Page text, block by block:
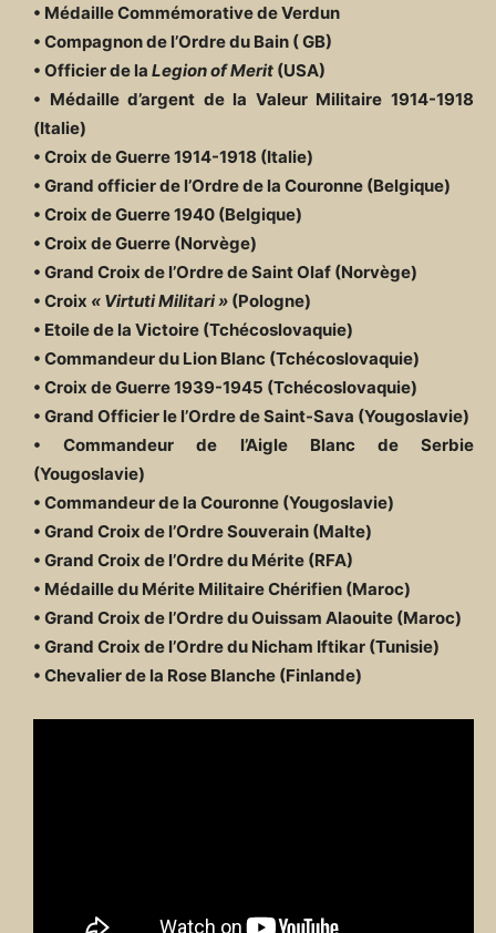
• Médaille Commémorative de Verdun
• Compagnon de l’Ordre du Bain ( GB)
• Officier de la Legion of Merit (USA)
• Médaille d’argent de la Valeur Militaire 1914-1918
(Italie)
• Croix de Guerre 1914-1918 (Italie)
• Grand officier de l’Ordre de la Couronne (Belgique)
• Croix de Guerre 1940 (Belgique)
• Croix de Guerre (Norvège)
• Grand Croix de l’Ordre de Saint Olaf (Norvège)
• Croix « Virtuti Militari » (Pologne)
• Etoile de la Victoire (Tchécoslovaquie)
• Commandeur du Lion Blanc (Tchécoslovaquie)
• Croix de Guerre 1939-1945 (Tchécoslovaquie)
• Grand Officier le l’Ordre de Saint-Sava (Yougoslavie)
• Commandeur de l’Aigle Blanc de Serbie
(Yougoslavie)
• Commandeur de la Couronne (Yougoslavie)
• Grand Croix de l’Ordre Souverain (Malte)
• Grand Croix de l’Ordre du Mérite (RFA)
• Médaille du Mérite Militaire Chérifien (Maroc)
• Grand Croix de l’Ordre du Ouissam Alaouite (Maroc)
• Grand Croix de l’Ordre du Nicham Iftikar (Tunisie)
• Chevalier de la Rose Blanche (Finlande)